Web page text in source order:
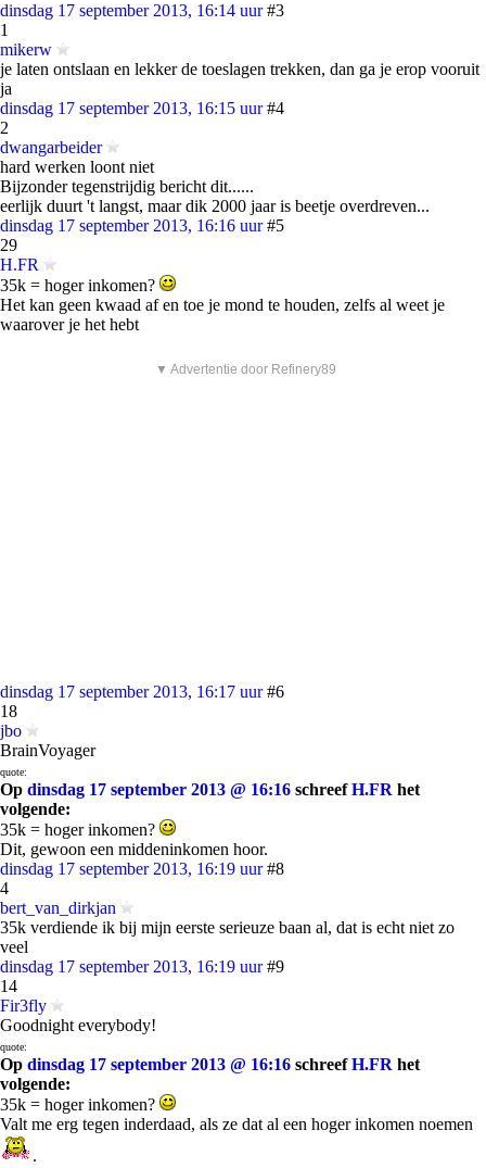
dinsdag 17 september 2013, 16:14 uur #3
1
mikerw
je laten ontslaan en lekker de toeslagen trekken, dan ga je erop vooruit
ja
dinsdag 17 september 2013, 16:15 uur #4
2
dwangarbeider
hard werken loont niet
Bijzonder tegenstrijdig bericht dit......
eerlijk duurt 't langst, maar dik 2000 jaar is beetje overdreven...
dinsdag 17 september 2013, 16:16 uur #5
29
H.FR
35k = hoger inkomen?
Het kan geen kwaad af en toe je mond te houden, zelfs al weet je
waarover je het hebt
▼ Advertentie door Refinery89
dinsdag 17 september 2013, 16:17 uur #6
18
jbo
BrainVoyager
quote:
Op dinsdag 17 september 2013 @ 16:16 schreefH.FR het
volgende:
35k = hoger inkomen?
Dit, gewoon een middeninkomen hoor.
dinsdag 17 september 2013, 16:19 uur #8
4
bert_van_dirkjan
35k verdiende ik bij mijn eerste serieuze baan al, dat is echt niet zo
veel
dinsdag 17 september 2013, 16:19 uur #9
14
Fir3fly
Goodnight everybody!
quote:
Op dinsdag 17 september 2013 @ 16:16 schreefH.FR het
volgende:
35k = hoger inkomen?
Valt me erg tegen inderdaad, als ze dat al een hoger inkomen noemen
.